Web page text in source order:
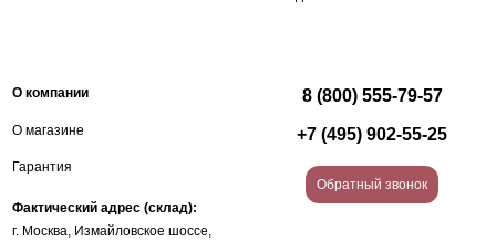
О компании
О магазине
Гарантия
Фактический адрес (склад):
г. Москва, Измайловское шоссе,
8 (800) 555-79-57
+7 (495) 902-55-25
Обратный звонок